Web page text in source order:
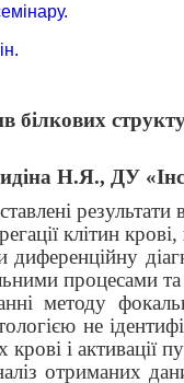
білкових
Н.Я., ДУ
клітин
диференційну
процесами та
методу
не
крові і активації
отриманих